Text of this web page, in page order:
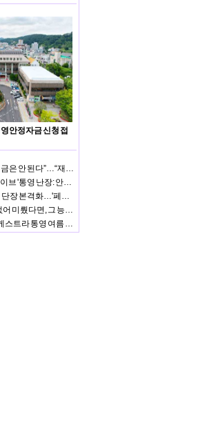
안정자금 신청 접
심현철 “민생지원금 지금은 안 된다”…“재정안정화기금 사용 요건 안 맞아”
통영시, 강구안 뮤직웨이브 '통영 난장: 안예은×처랏' 성황
통영시, 동피랑 벽화 새 단장 본격화…'페인트 페스타' 첫 행사 성황
[새설] 판정할 능력이 없어 미뤘다면, 그 능력으로 셈은 어떻게 했나
통영시, '2026 꿈의 오케스트라 통영 여름 음악회' 성황리 개최